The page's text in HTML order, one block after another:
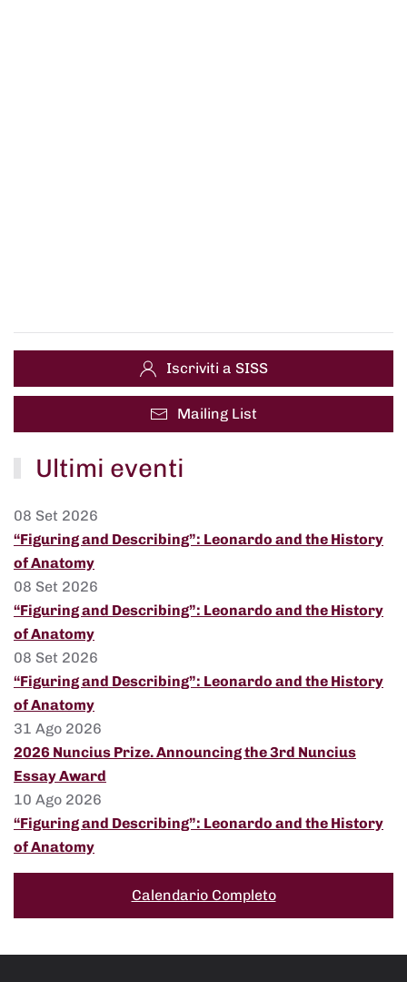
Iscriviti a SISS
Mailing List
Ultimi eventi
08 Set 2026
“Figuring and Describing”: Leonardo and the History
of Anatomy
08 Set 2026
“Figuring and Describing”: Leonardo and the History
of Anatomy
08 Set 2026
“Figuring and Describing”: Leonardo and the History
of Anatomy
31 Ago 2026
2026 Nuncius Prize. Announcing the 3rd Nuncius
Essay Award
10 Ago 2026
“Figuring and Describing”: Leonardo and the History
of Anatomy
Calendario Completo